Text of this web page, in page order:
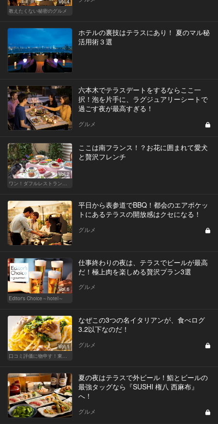
Vol.4
教えたくない秘密のグルメ
ホテルの裏技はテラスにあり！ 夏のマル秘
活用術３選
六本木でテラスデートをするならここ一
択！泡を片手に、ラグジュアリーシートで
過ごす夜が最高すぎる！
グルメ
Vol.2
ワン！ダフルレストラン～愛犬と一緒に本格ディナー～
ここは南フランス！？お花に囲まれて愛犬
と贅沢フレンチ
平日から表参道でBBQ！都会のエアポケッ
トにあるテラスの開放感はクセになる！
グルメ
Vol.6
Editor's Choice～hotel～
仕事終わりの夜は、テラスでビールが最高
だ！極上肉を楽しめる贅沢プラン3選
グルメ
Vol.1
なぜこの3つの名イタリアンが、食べログ
3.2以下なのだ！
グルメ
夏の夜はテラスで外ビール！鮨とビールの
最強タッグなら『SUSHI 権八 西麻布』
へ！
グルメ